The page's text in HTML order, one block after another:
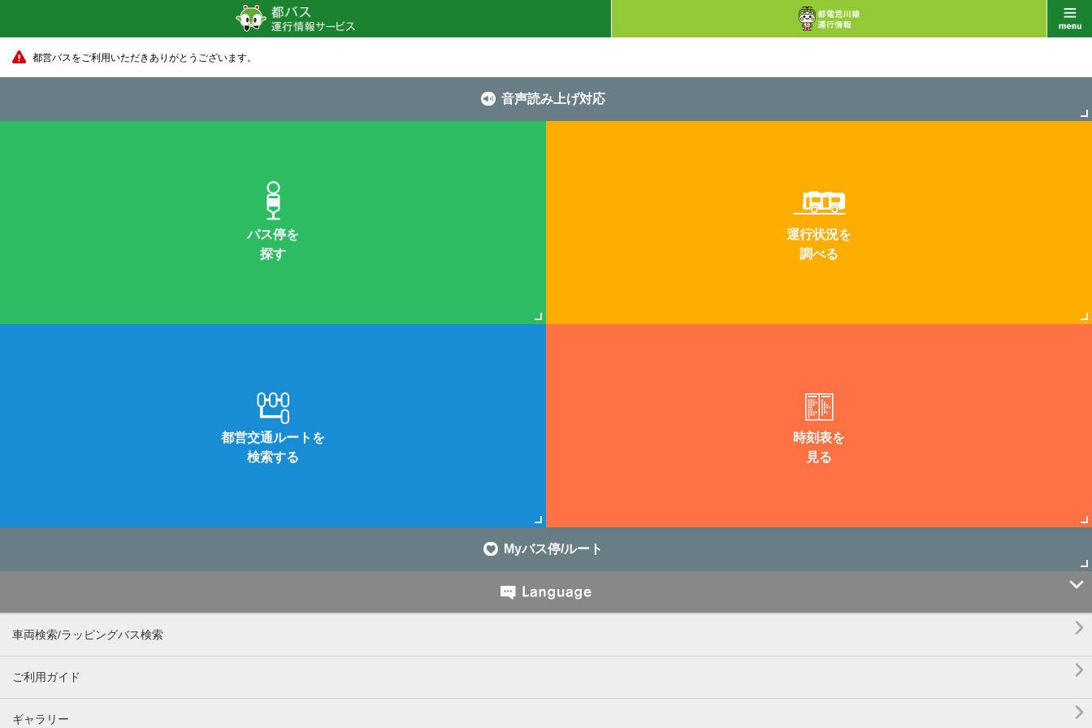
都営バスをご利用いただきありがとうございます。
音声読み上げ対応
バス停を
探す
運行状況を
調べる
都営交通ルートを
検索する
時刻表を
見る
Myバス停/ルート

車両検索/ラッピングバス検索 
ご利用ガイド 
ギャラリー 